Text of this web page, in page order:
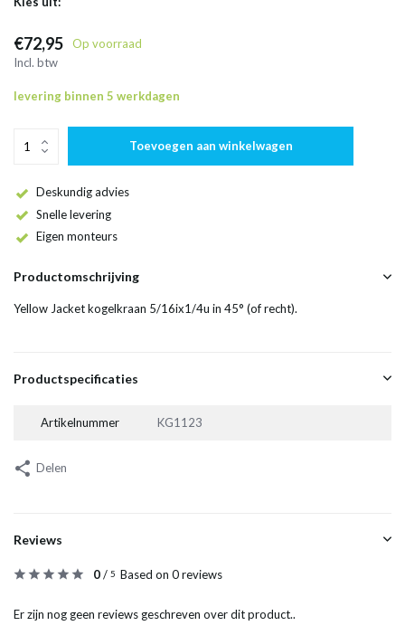
€72,95
Op voorraad
Incl. btw
levering binnen 5 werkdagen
Toevoegen aan winkelwagen
Deskundig advies
Snelle levering
Eigen monteurs
Productomschrijving
Yellow Jacket kogelkraan 5/16ix1/4u in 45° (of recht).
Productspecificaties
Artikelnummer KG1123
Delen
Reviews
0/ 5 Based on 0 reviews
Er zijn nog geen reviews geschreven over dit product..